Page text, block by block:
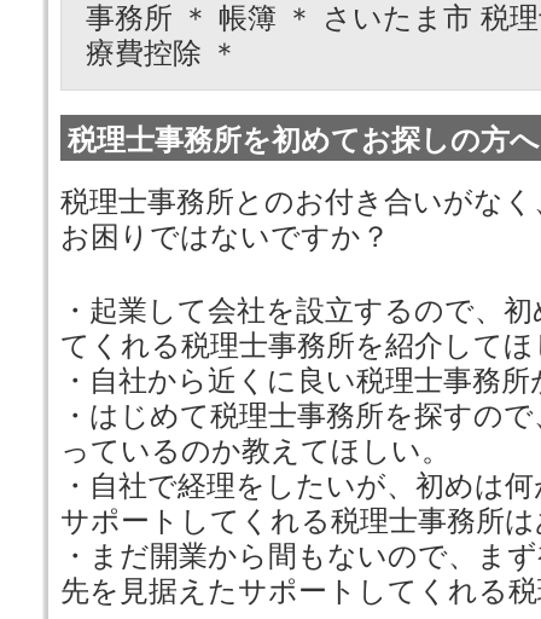
事務所 ＊ 帳簿 ＊ さいたま市 税
療費控除 ＊
税理士事務所を初めてお探しの方へ
税理士事務所とのお付き合いがな
お困りではないですか？
・起業して会社を設立するので、
てくれる税理士事務所を紹介して
・自社から近くに良い税理士事務
・はじめて税理士事務所を探すの
っているのか教えてほしい。
・自社で経理をしたいが、初めは
サポートしてくれる税理士事務所
・まだ開業から間もないので、ま
先を見据えたサポートしてくれる